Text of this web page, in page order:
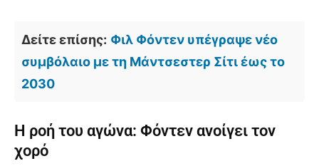
Δείτε επίσης: Φιλ Φόντεν υπέγραψε νέο
συμβόλαιο με τη Μάντσεστερ Σίτι έως το
2030
Η ροή του αγώνα: Φόντεν ανοίγει τον
χορό